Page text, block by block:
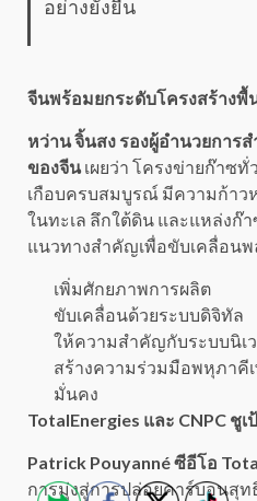
อย่างยั่งยืน
จีนพร้อมยกระดับโครงสร้างพื้
หว่าน จิ้นสง รองผู้อำนวยการ
ของจีนเผยว่า โครงข่ายก๊าซ
เกือบครบสมบูรณ์ มีความก้าว
ในทะเล ลึกใต้ดิน และแหล่งก๊
แนวทางสำคัญเพื่อขับเคลื่อนพ
เพิ่มศักยภาพการผลิต
ขับเคลื่อนด้วยระบบดิจิทัล
ให้ความสำคัญกับระบบนิเ
สร้างความร่วมมือพหุภาคี
มั่นคง
TotalEnergies และ CNPC ชู
Patrick Pouyanné ซีอีโอ
การมุ่งสู่การปล่อยคาร์บอนสุท